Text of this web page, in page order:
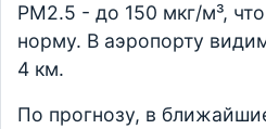
PM2.5 - до 150 мкг/м³,
норму. В аэропорту
4 км.
По прогнозу, в